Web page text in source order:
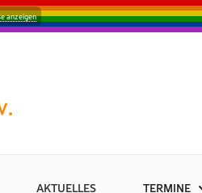
anzeigen
AKTUELLES TERMINE